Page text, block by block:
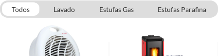
Todos Lavado Estufas Gas
Estufas Parafina
Calientacamas